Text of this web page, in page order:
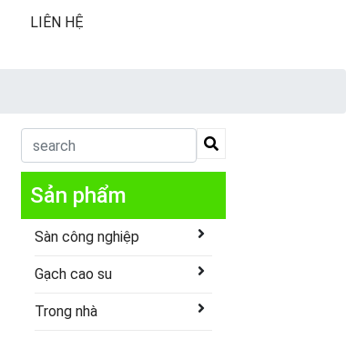
LIÊN HỆ
Sản phẩm
Sàn công nghiệp
Gạch cao su
Trong nhà